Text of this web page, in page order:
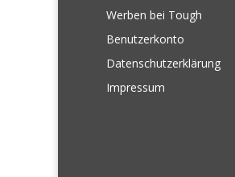
Werben bei Tough
Benutzerkonto
Datenschutzerklärung
Impressum